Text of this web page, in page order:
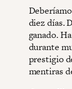
diez días.
ganado.
durante
prestigio
mentiras